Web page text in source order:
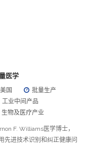
医学
美国
批量生产
工业中间产品
生物及医疗产业
F. Williams医学博士，
先进技术识别和纠正健康问